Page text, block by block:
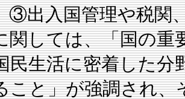
③出入国管理や税関
しては、「国の重
民生活に密着した
こと」が強調され、